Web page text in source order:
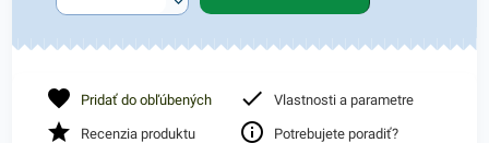
Pridať do obľúbených Vlastnosti a parametre
Recenzia produktu Potrebujete poradiť?